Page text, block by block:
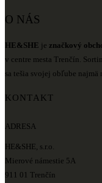
O NÁS
HE&SHE je značkový
v centre mesta Trenčín.
sa tešia svojej obľube najmä
KONTAKT
ADRESA
HE&SHE, s.r.o.
Mierové námestie 5A
911 01 Trenčín